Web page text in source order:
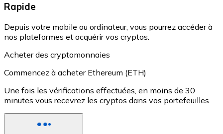
Rapide
Depuis votre mobile ou ordinateur, vous pourrez accéder à
nos plateformes et acquérir vos cryptos.
Acheter des cryptomonnaies
Commencez à acheter Ethereum (ETH)
Une fois les vérifications effectuées, en moins de 30
minutes vous recevrez les cryptos dans vos portefeuilles.